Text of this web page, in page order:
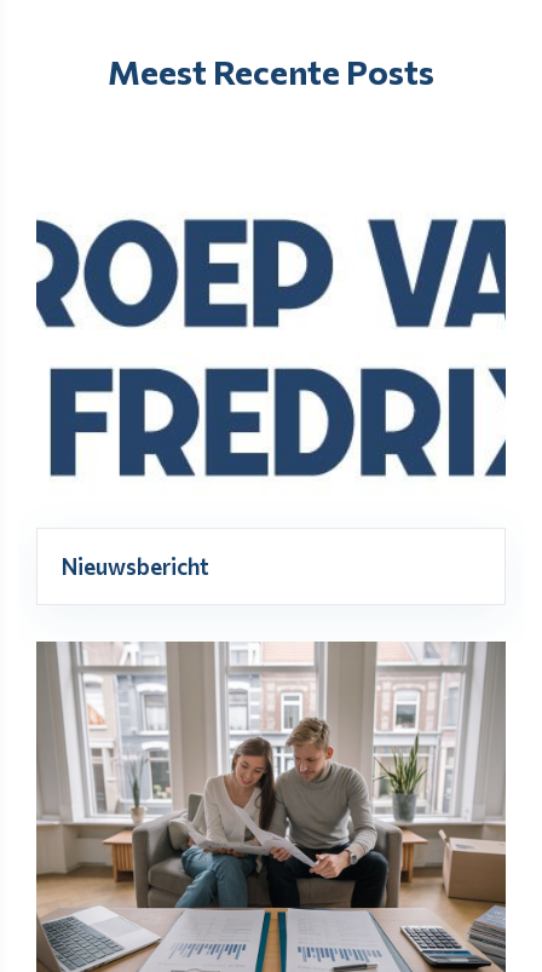
Meest Recente Posts
Nieuwsbericht